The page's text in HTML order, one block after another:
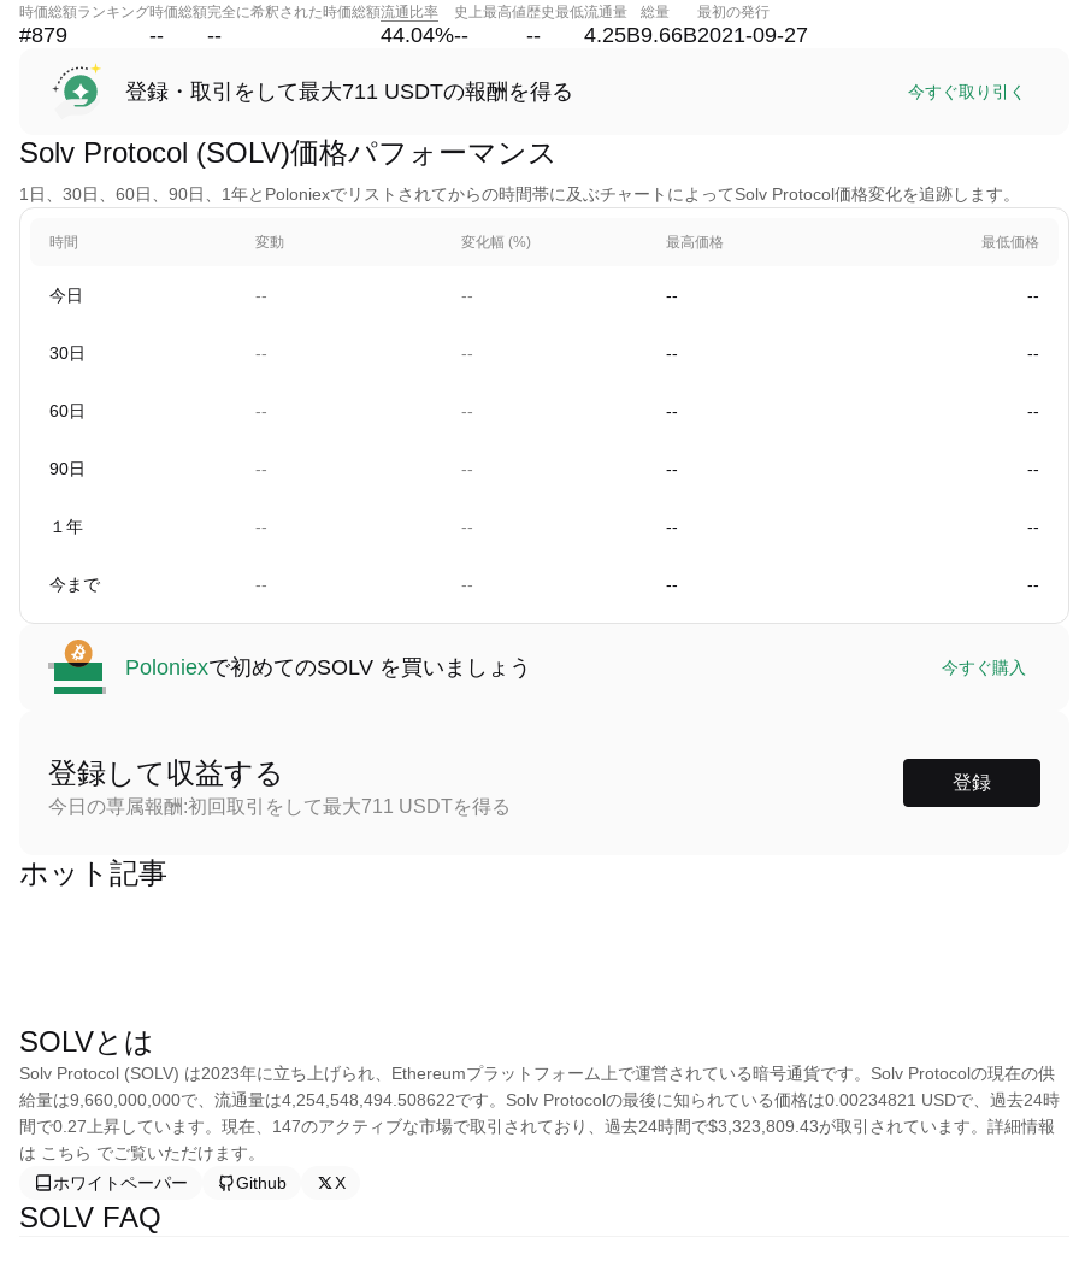
時価総額ランキング
#879
時価総額
--
完全に希釈された時価総額
--
流通比率
44.04%
史上最高値
--
歴史最低
--
流通量
4.25B
総量
9.66B
最初の発行
2021-09-27
登録・取引をして最大711 USDTの報酬を得る 今すぐ取り引く
Solv Protocol (SOLV)価格パフォーマンス
1日、30日、60日、90日、1年とPoloniexでリストされてからの時間帯に及ぶチャートによってSolv Protocol価格変化を追跡します。
時間 変動 変化幅 (%) 最高価格 最低価格
今日 -- -- -- --
30日 -- -- -- --
60日 -- -- -- --
90日 -- -- -- --
１年 -- -- -- --
今まで -- -- -- --
Poloniexで初めてのSOLV を買いましょう 今すぐ購入
登録して収益する
今日の専属報酬:初回取引をして最大711 USDTを得る
登録
ホット記事
SOLVとは
Solv Protocol (SOLV) は2023年に立ち上げられ、Ethereumプラットフォーム上で運営されている暗号通貨です。Solv Protocolの現在の供
給量は9,660,000,000で、流通量は4,254,548,494.508622です。Solv Protocolの最後に知られている価格は0.00234821 USDで、過去24時
間で0.27上昇しています。現在、147のアクティブな市場で取引されており、過去24時間で$3,323,809.43が取引されています。詳細情報
は こちら でご覧いただけます。
ホワイトペーパー
Github X
SOLV FAQ